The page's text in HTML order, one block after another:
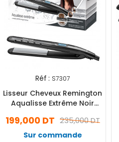
Réf : S7307
Lisseur Cheveux Remington
Aqualisse Extrême Noir
235,000 DT
199,000 DT
Sur commande